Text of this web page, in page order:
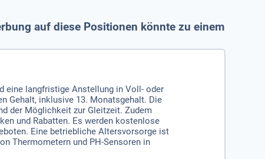
auf diese Positionen könnte zu einem
eine langfristige Anstellung in Voll- oder
Gehalt, inklusive 13. Monatsgehalt. Die
der Möglichkeit zur Gleitzeit. Zudem
und Rabatten. Es werden kostenlose
Eine betriebliche Altersvorsorge ist
Thermometern und PH-Sensoren in